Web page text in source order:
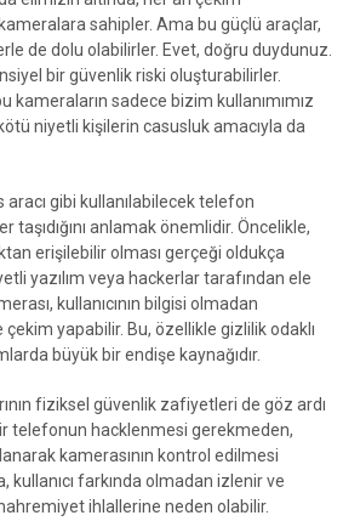
sahipler. Ama bu güçlü araçlar,
de dolu olabilirler. Evet, doğru duydunuz.
bir güvenlik riski oluşturabilirler.
kameraların sadece bizim kullanımımız
niyetli kişilerin casusluk amacıyla da
gibi kullanılabilecek telefon
taşıdığını anlamak önemlidir. Öncelikle,
erişilebilir olması gerçeği oldukça
yazılım veya hackerlar tarafından ele
kullanıcının bilgisi olmadan
yapabilir. Bu, özellikle gizlilik odaklı
büyük bir endişe kaynağıdır.
fiziksel güvenlik zafiyetleri de göz ardı
telefonun hacklenmesi gerekmeden,
kamerasının kontrol edilmesi
farkında olmadan izlenir ve
ihlallerine neden olabilir.